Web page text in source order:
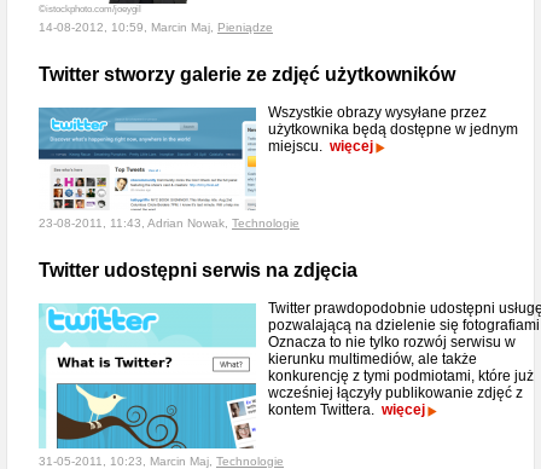
©istockphoto.com/joeygil
14-08-2012, 10:59, Marcin Maj, Pieniądze
Twitter stworzy galerie ze zdjęć użytkowników
Wszystkie obrazy wysyłane przez
użytkownika będą dostępne w jednym
miejscu. więcej
23-08-2011, 11:43, Adrian Nowak, Technologie
Twitter udostępni serwis na zdjęcia
Twitter prawdopodobnie udostępni
pozwalającą na dzielenie się
Oznacza to nie tylko rozwój serwisu w
kierunku multimediów, ale także
konkurencję z tymi podmiotami, które już
wcześniej łączyły publikowanie zdjęć z
kontem Twittera. więcej
31-05-2011, 10:23, Marcin Maj, Technologie